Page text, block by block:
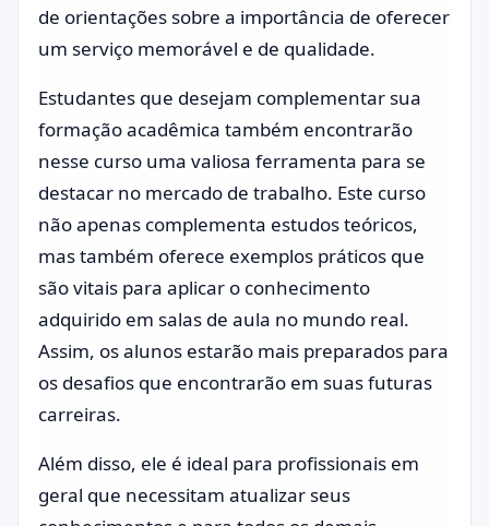
de orientações sobre a importância de oferecer
um serviço memorável e de qualidade.
Estudantes que desejam complementar sua
formação acadêmica também encontrarão
nesse curso uma valiosa ferramenta para se
destacar no mercado de trabalho. Este curso
não apenas complementa estudos teóricos,
mas também oferece exemplos práticos que
são vitais para aplicar o conhecimento
adquirido em salas de aula no mundo real.
Assim, os alunos estarão mais preparados para
os desafios que encontrarão em suas futuras
carreiras.
Além disso, ele é ideal para profissionais em
geral que necessitam atualizar seus